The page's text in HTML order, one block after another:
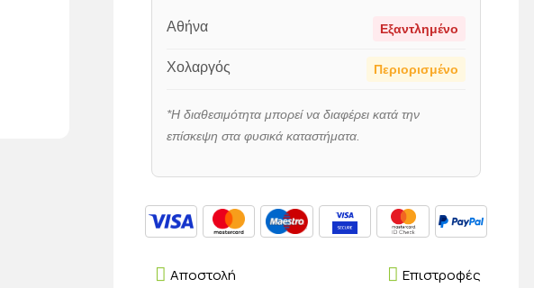
Αθήνα Εξαντλημένο
Χολαργός Περιορισμένο
*Η διαθεσιμότητα μπορεί να διαφέρει κατά την
επίσκεψη στα φυσικά καταστήματα.
Επιστροφές
Αποστολή